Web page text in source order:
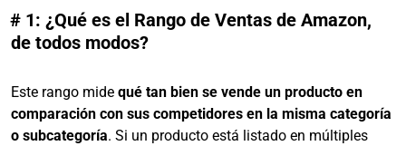
# 1: ¿Qué es el Rango de Ventas de Amazon,
de todos modos?
Este rango mide qué tan bien se vende un producto en
comparación con sus competidores en la misma categoría
o subcategoría. Si un producto está listado en múltiples